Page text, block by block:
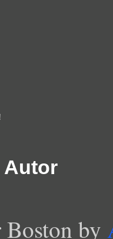
Autor
by